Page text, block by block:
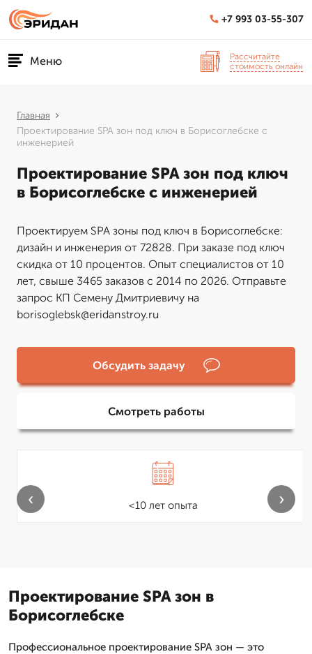
+7 993 03-55-307
Меню
Рассчитайте
стоимость онлайн
Главная
Проектирование SPA зон под ключ в Борисоглебске с
инженерией
Проектирование SPA зон под ключ
в Борисоглебске с инженерией
Проектируем SPA зоны под ключ в Борисоглебске:
дизайн и инженерия от 72828. При заказе под ключ
скидка от 10 процентов. Опыт специалистов от 10
лет, свыше 3465 заказов с 2014 по 2026. Отправьте
запрос КП Семену Дмитриевичу на
borisoglebsk@eridanstroy.ru
Обсудить задачу
Смотреть работы
<10 лет опыта
‹ ›
Проектирование SPA зон в
Борисоглебске
Профессиональное проектирование SPA зон — это